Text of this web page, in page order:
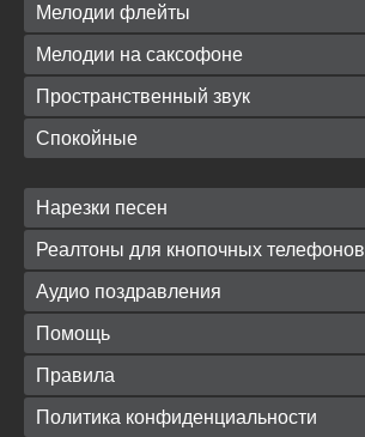
Мелодии флейты
Мелодии на саксофоне
Пространственный звук
Спокойные
Нарезки песен
Реалтоны для кнопочных телефонов
Аудио поздравления
Помощь
Правила
Политика конфиденциальности